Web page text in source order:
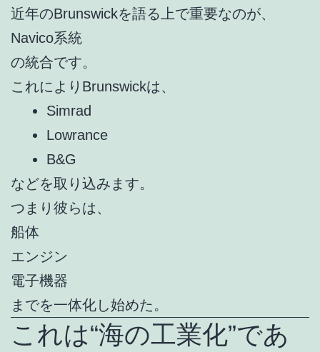
近年のBrunswickを語る上で重要なのが、
Navico系統
の統合です。
これによりBrunswickは、
Simrad
Lowrance
B&G
などを取り込みます。
つまり彼らは、
船体
エンジン
電子機器
までを一体化し始めた。
これは“海の工業化”であ